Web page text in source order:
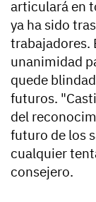
articulará en
ya ha sido
trabajadores.
unanimidad
quede
futuros.
del
futuro de los
cualquier
consejero.